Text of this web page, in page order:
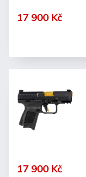
17 900 Kč
17 900 Kč